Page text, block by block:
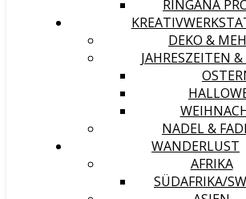
RINGANA
DEKO &
JAHRESZEITEN &
NADEL &
WANDERLUST
AFRIKA
SÜDAFRIKA/